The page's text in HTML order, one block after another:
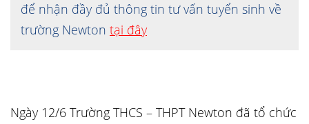
để nhận đầy đủ thông tin tư vấn tuyển sinh về
trường Newton tại đây
Ngày 12/6 Trường THCS – THPT Newton đã tổ chức